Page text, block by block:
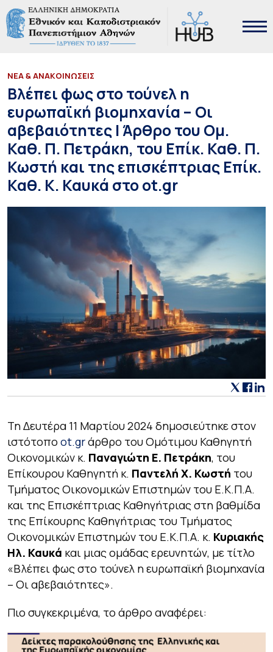
ΝΕΑ & ΑΝΑΚΟΙΝΩΣΕΙΣ
Βλέπει φως στο τούνελ η
ευρωπαϊκή βιομηχανία – Οι
αβεβαιότητες | Άρθρο του Ομ.
Καθ. Π. Πετράκη, του Επίκ. Καθ. Π.
Κωστή και της επισκέπτριας Επίκ.
Καθ. Κ. Καυκά στο ot.gr
Τη Δευτέρα 11 Μαρτίου 2024 δημοσιεύτηκε στον
ιστότοπο ot.grάρθρο του Ομότιμου Καθηγητή
Οικονομικών κ. Παναγιώτη Ε. Πετράκη, του
Επίκουρου Καθηγητή κ. Παντελή Χ. Κωστή του
Τμήματος Οικονομικών Επιστημών του Ε.Κ.Π.Α.
και της Επισκέπτριας Καθηγήτριας στη βαθμίδα
της Επίκουρης Καθηγήτριας του Τμήματος
Οικονομικών Επιστημών του Ε.Κ.Π.Α. κ. Κυριακής
Ηλ. Καυκά και μιας ομάδας ερευνητών, με τίτλο
«Βλέπει φως στο τούνελ η ευρωπαϊκή βιομηχανία
– Οι αβεβαιότητες».
Πιο συγκεκριμένα, το άρθρο αναφέρει: